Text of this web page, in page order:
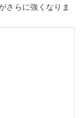
さらに強くなりま